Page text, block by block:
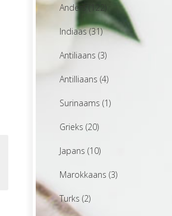
Anders (122)
Indiaas (31)
Antiliaans (3)
Antilliaans (4)
Surinaams (1)
Grieks (20)
Japans (10)
Marokkaans (3)
Turks (2)